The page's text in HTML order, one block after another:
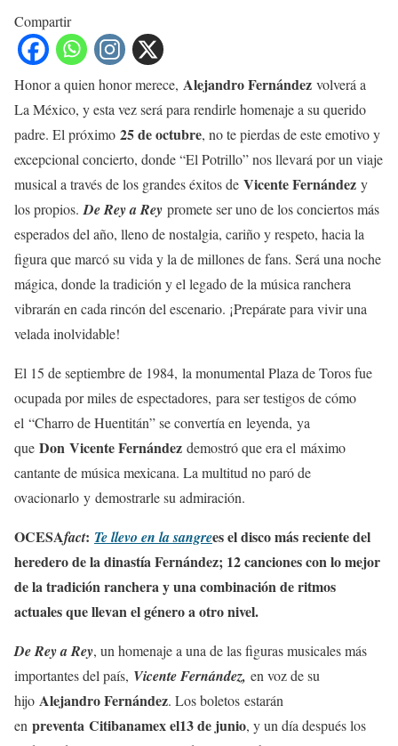
Compartir
Honor a quien honor merece, Alejandro Fernández volverá a
La México, y esta vez será para rendirle homenaje a su querido
padre. El próximo 25 de octubre, no te pierdas de este emotivo y
excepcional concierto, donde “El Potrillo” nos llevará por un viaje
musical a través de los grandes éxitos de Vicente Fernández y
los propios. De Rey a Rey promete ser uno de los conciertos más
esperados del año, lleno de nostalgia, cariño y respeto, hacia la
figura que marcó su vida y la de millones de fans. Será una noche
mágica, donde la tradición y el legado de la música ranchera
vibrarán en cada rincón del escenario. ¡Prepárate para vivir una
velada inolvidable!
El 15 de septiembre de 1984, la monumental Plaza de Toros fue
ocupada por miles de espectadores, para ser testigos de cómo
el “Charro de Huentitán” se convertía en leyenda, ya
que Don Vicente Fernández demostró que era el máximo
cantante de música mexicana. La multitud no paró de
ovacionarlo y demostrarle su admiración.
OCESAfact: Te llevo en la sangrees el disco más reciente del
heredero de la dinastía Fernández; 12 canciones con lo mejor
de la tradición ranchera y una combinación de ritmos
actuales que llevan el género a otro nivel.
De Rey a Rey, un homenaje a una de las figuras musicales más
importantes del país, Vicente Fernández, en voz de su
hijo Alejandro Fernández. Los boletos estarán
en preventa Citibanamex el13 de junio, y un día después los